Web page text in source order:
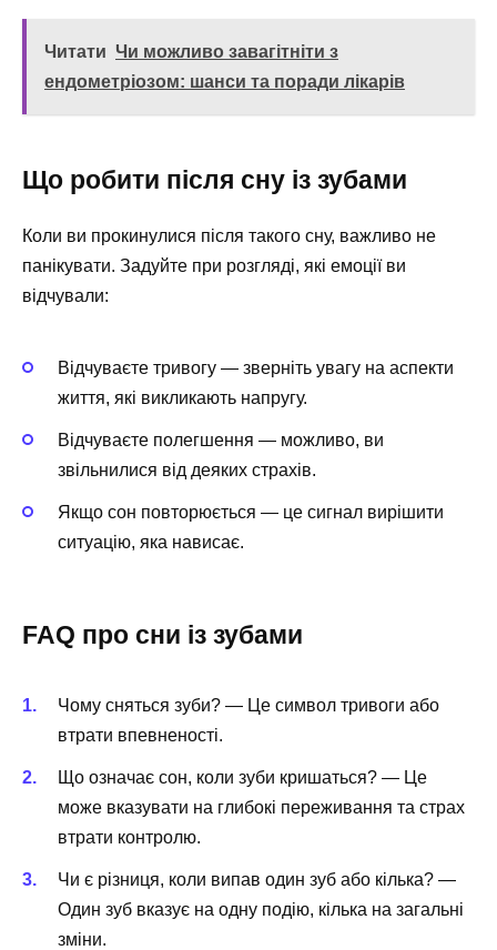
Читати Чи можливо завагітніти з
ендометріозом: шанси та поради лікарів
Що робити після сну із зубами
Коли ви прокинулися після такого сну, важливо не
панікувати. Задуйте при розгляді, які емоції ви
відчували:
Відчуваєте тривогу — зверніть увагу на аспекти
життя, які викликають напругу.
Відчуваєте полегшення — можливо, ви
звільнилися від деяких страхів.
Якщо сон повторюється — це сигнал вирішити
ситуацію, яка нависає.
FAQ про сни із зубами
Чому сняться зуби? — Це символ тривоги або
втрати впевненості.
Що означає сон, коли зуби кришаться? — Це
може вказувати на глибокі переживання та страх
втрати контролю.
Чи є різниця, коли випав один зуб або кілька? —
Один зуб вказує на одну подію, кілька на загальні
зміни.